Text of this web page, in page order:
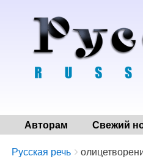
Авторам Свежий
Breadcrumbs
You
Русская речь